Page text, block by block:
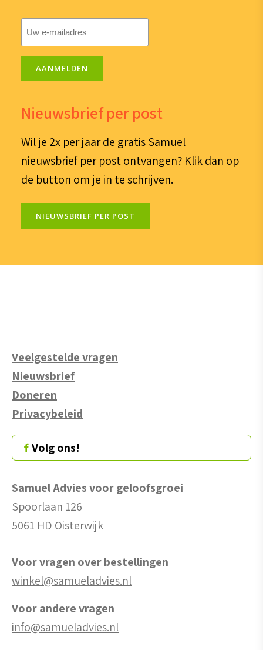
AANMELDEN
Nieuwsbrief per post
Wil je 2x per jaar de gratis Samuel
nieuwsbrief per post ontvangen? Klik dan op
de button om je in te schrijven.
NIEUWSBRIEF PER POST
Veelgestelde vragen
Nieuwsbrief
Doneren
Privacybeleid
Volg ons!
Samuel Advies voor geloofsgroei
Spoorlaan 126
5061 HD Oisterwijk
Voor vragen over bestellingen
winkel@samueladvies.nl
Voor andere vragen
info@samueladvies.nl